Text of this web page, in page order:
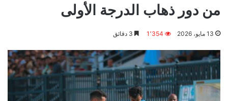
من دور ذهاب الدرجة الأولى
13 مايو، 2026 1٬354